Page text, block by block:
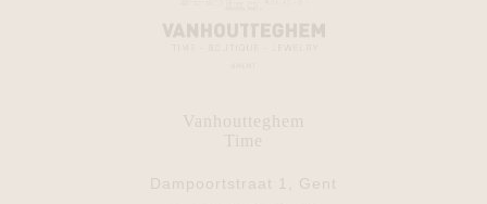
Vanhoutteghem
Time
Dampoortstraat 1, Gent